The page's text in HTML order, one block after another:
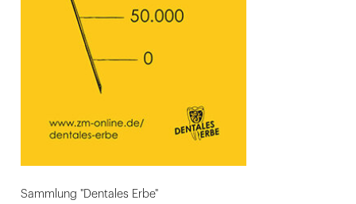
Sammlung "Dentales Erbe"